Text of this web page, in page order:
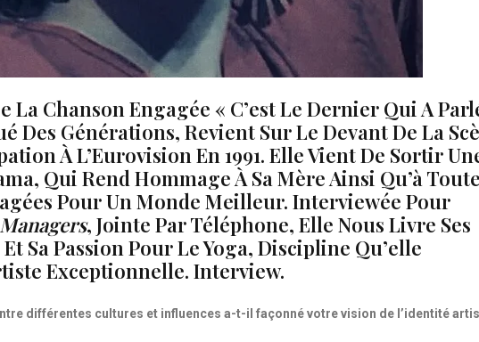
Chanson Engagée « C’est Le Dernier Qui A
Des Générations, Revient Sur Le Devant De La
À L’Eurovision En 1991. Elle Vient De Sortir
Qui Rend Hommage À Sa Mère Ainsi Qu’à
Pour Un Monde Meilleur. Interviewée Pour
Managers, Jointe Par Téléphone, Elle Nous Livre Ses
Sa Passion Pour Le Yoga, Discipline Qu’elle
Exceptionnelle. Interview.
différentes cultures et influences a-t-il façonné votre vision de l’identité